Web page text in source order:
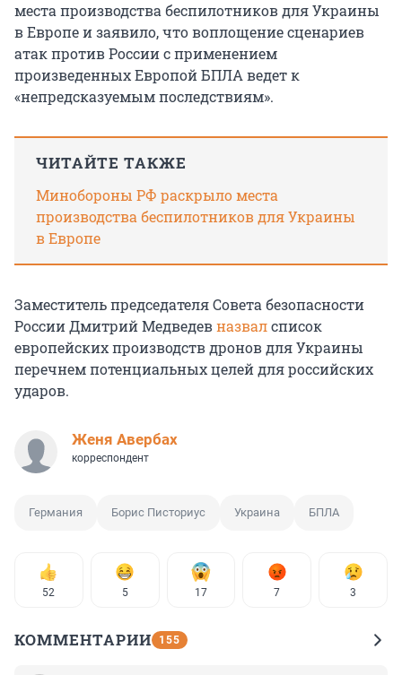
места производства беспилотников для Украины
в Европе и заявило, что воплощение сценариев
атак против России с применением
произведенных Европой БПЛА ведет к
«непредсказуемым последствиям».
ЧИТАЙТЕ ТАКЖЕ
Минобороны РФ раскрыло места
производства беспилотников для Украины
в Европе
Заместитель председателя Совета безопасности
России Дмитрий Медведевназвалсписок
европейских производств дронов для Украины
перечнем потенциальных целей для российских
ударов.
Женя Авербах
корреспондент
Германия Борис Писториус Украина БПЛА
52 5 17 7 3
КОММЕНТАРИИ 155